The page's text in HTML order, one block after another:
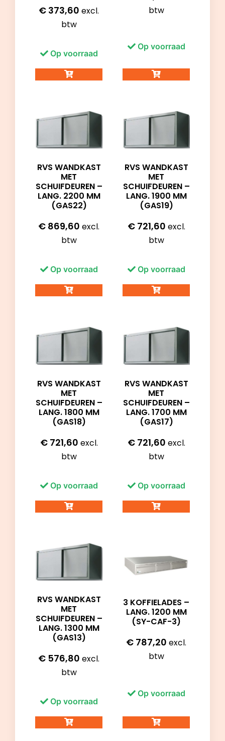
€ 373,60 excl.
btw
Op voorraad
btw
Op voorraad
RVS WANDKAST
MET
SCHUIFDEUREN –
LANG. 2200 MM
(GAS22)
€ 869,60 excl.
btw
Op voorraad
RVS WANDKAST
MET
SCHUIFDEUREN –
LANG. 1900 MM
(GAS19)
€721,60 excl.
btw
Op voorraad
RVS WANDKAST
MET
SCHUIFDEUREN –
LANG. 1800 MM
(GAS18)
€721,60 excl.
btw
Op voorraad
RVS WANDKAST
MET
SCHUIFDEUREN –
LANG. 1700 MM
(GAS17)
€721,60 excl.
btw
Op voorraad
RVS WANDKAST
MET
SCHUIFDEUREN –
LANG. 1300 MM
(GAS13)
€ 576,80 excl.
btw
Op voorraad
3 KOFFIELADES –
LANG. 1200 MM
(SY-CAF-3)
€ 787,20 excl.
btw
Op voorraad